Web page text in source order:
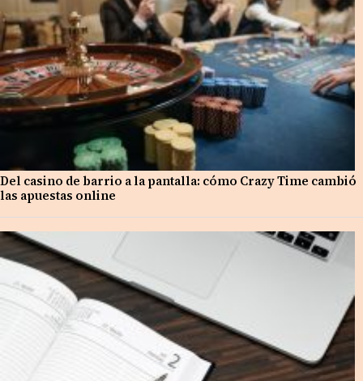
Del casino de barrio a la pantalla: cómo Crazy Time cambió
las apuestas online